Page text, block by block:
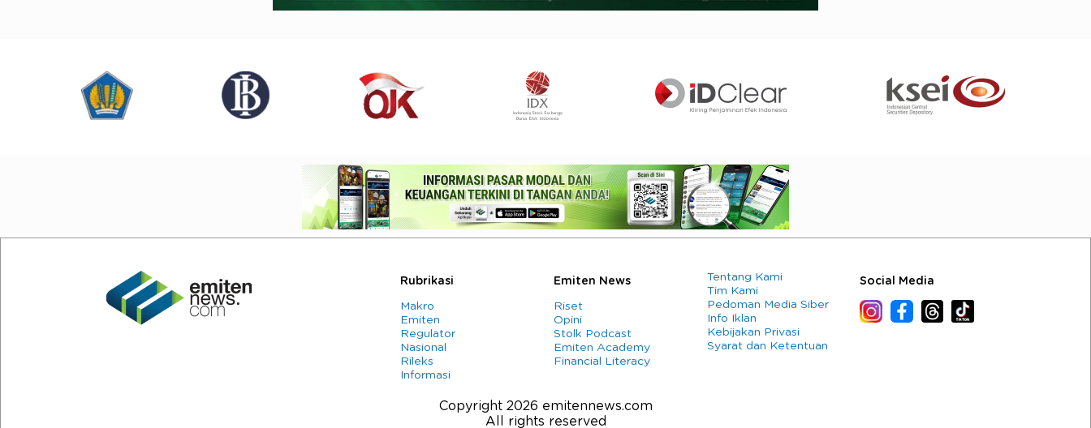
Rubrikasi
Makro
Emiten
Regulator
Nasional
Rileks
Informasi
Emiten News
Riset
Opini
Stolk Podcast
Emiten Academy
Financial Literacy
Tentang Kami
Tim Kami
Pedoman Media Siber
Info Iklan
Kebijakan Privasi
Syarat dan Ketentuan
Social Media
Copyright 2026 emitennews.com
All rights reserved